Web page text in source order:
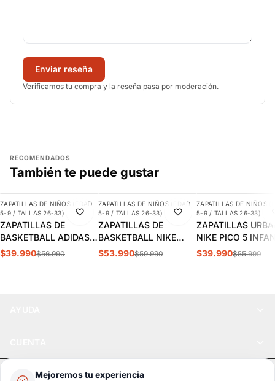
Mejoremos tu experiencia
Enviar reseña
Verificamos tu compra y la reseña pasa por moderación.
RECOMENDADOS
También te puede gustar
-30%
AGREGAR
ZAPATILLAS DE NIÑOS (EDAD
5-9 / TALLAS 26-33)
ZAPATILLAS DE
BASKETBALL ADIDAS
CROSS EM UP 5K
$39.990$56.990
-10%
AGREGAR
ZAPATILLAS DE NIÑOS (EDAD
5-9 / TALLAS 26-33)
ZAPATILLAS DE
BASKETBALL NIKE
TEAM HUSTLE D 12 PS
$53.990$59.990
-29%
ZAPATILLAS DE NIÑOS
5-9 / TALLAS 26-33)
ZAPATILLAS
NIKE PICO 5
AR4161-100
$39.990$55.990
LEGAL